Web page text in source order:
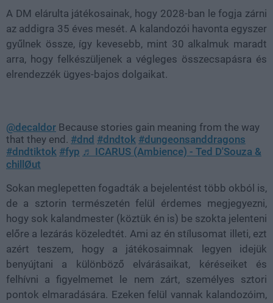
A DM elárulta játékosainak, hogy 2028-ban le fogja zárni
az addigra 35 éves mesét. A kalandozói havonta egyszer
gyűlnek össze, így kevesebb, mint 30 alkalmuk maradt
arra, hogy felkészüljenek a végleges összecsapásra és
elrendezzék ügyes-bajos dolgaikat.
@decaldor Because stories gain meaning from the way
that they end. #dnd #dndtok #dungeonsanddragons
#dndtiktok #fyp ♬ ICARUS (Ambience) - Ted D'Souza &
chillØut
Sokan meglepetten fogadták a bejelentést több okból is,
de a sztorin természetén felül érdemes megjegyezni,
hogy sok kalandmester (köztük én is) be szokta jelenteni
előre a lezárás közeledtét. Ami az én stílusomat illeti, ezt
azért teszem, hogy a játékosaimnak legyen idejük
benyújtani a különböző elvárásaikat, kéréseiket és
felhívni a figyelmemet le nem zárt, személyes sztori
pontok elmaradására. Ezeken felül vannak kalandozóim,